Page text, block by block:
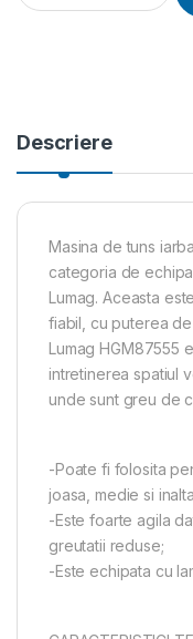
Descriere
Masina de tuns
categoria de
Lumag. Aceasta
fiabil, cu puterea
Lumag HGM87555
intretinerea spatiul
unde sunt greu de
-Poate fi folosita
joasa, medie si
-Este foarte agila
greutatii reduse;
-Este echipata cu